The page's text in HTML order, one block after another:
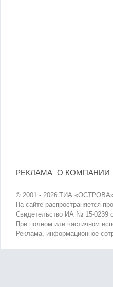
РЕКЛАМА О КОМПАНИИ
© 2001 - 2026 ТИА
На сайте распространяется
Свидетельство ИА № 15-0239
При полном или частичном
Реклама, информационное